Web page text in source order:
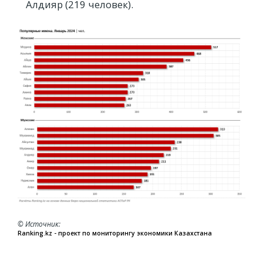
Алдияр (219 человек).
© Источник
Ranking.kz - проект по мониторингу экономики Казахстана